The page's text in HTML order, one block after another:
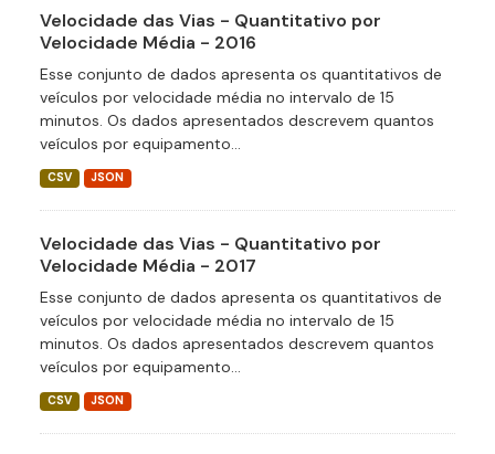
Velocidade das Vias - Quantitativo por
Velocidade Média - 2016
Esse conjunto de dados apresenta os quantitativos de
veículos por velocidade média no intervalo de 15
minutos. Os dados apresentados descrevem quantos
veículos por equipamento...
CSV JSON
Velocidade das Vias - Quantitativo por
Velocidade Média - 2017
Esse conjunto de dados apresenta os quantitativos de
veículos por velocidade média no intervalo de 15
minutos. Os dados apresentados descrevem quantos
veículos por equipamento...
CSV JSON